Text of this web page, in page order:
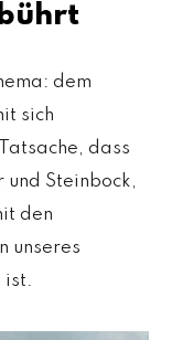
dem
sich
dass
Steinbock,
den
unseres
ist.